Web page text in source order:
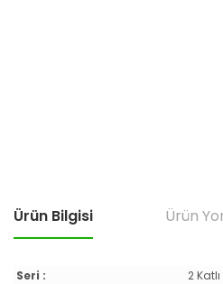
Ürün Bilgisi Ürün
Seri :
2